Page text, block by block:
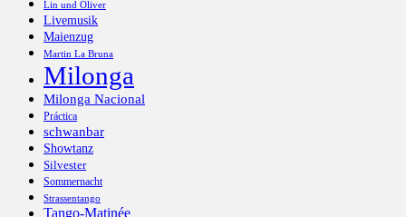
Lin und Oliver
Livemusik
Maienzug
Martin La Bruna
Milonga
Milonga Nacional
Práctica
schwanbar
Showtanz
Silvester
Sommernacht
Strassentango
Tango-Matinée